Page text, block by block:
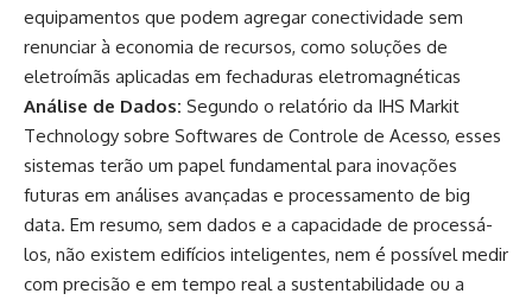
equipamentos que podem agregar conectividade sem
renunciar à economia de recursos, como soluções de
eletroímãs aplicadas em fechaduras eletromagnéticas
Análise de Dados: Segundo o relatório da IHS Markit
Technology sobre Softwares de Controle de Acesso, esses
sistemas terão um papel fundamental para inovações
futuras em análises avançadas e processamento de big
data. Em resumo, sem dados e a capacidade de processá-
los, não existem edifícios inteligentes, nem é possível medir
com precisão e em tempo real a sustentabilidade ou a